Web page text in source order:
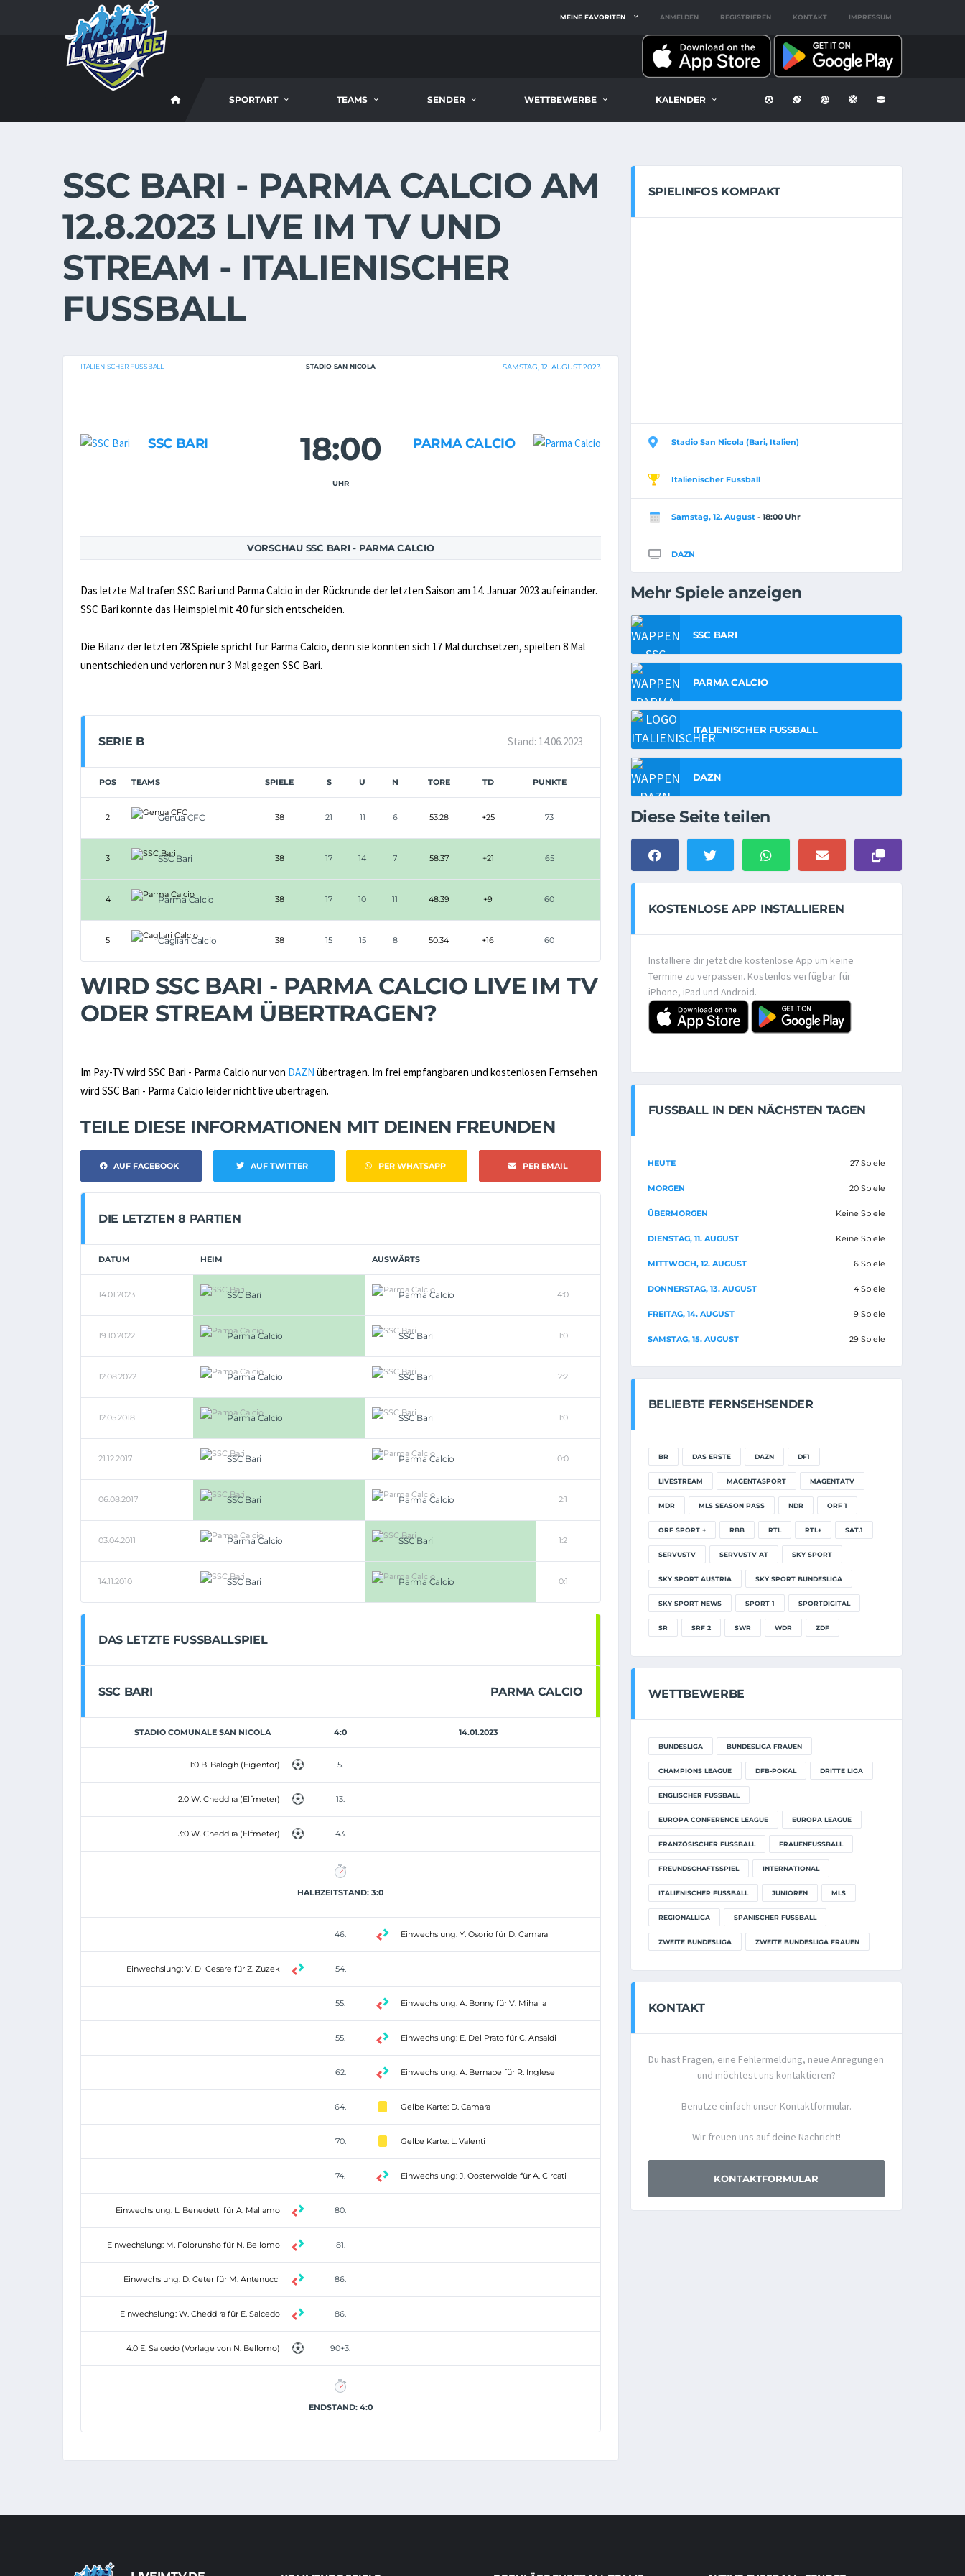
MEINE FAVORITEN ANMELDEN REGISTRIEREN KONTAKT IMPRESSUM
SPORTART TEAMS SENDER WETTBEWERBE KALENDER
SSC BARI - PARMA CALCIO AM
12.8.2023 LIVE IM TV UND
STREAM - ITALIENISCHER
FUSSBALL
ITALIENISCHER FUSSBALL STADIO SAN NICOLA SAMSTAG, 12. AUGUST 2023
SSC BARI 18:00
UHR
PARMA CALCIO
VORSCHAU SSC BARI - PARMA CALCIO
Das letzte Mal trafen SSC Bari und Parma Calcio in der Rückrunde der letzten Saison am 14. Januar 2023 aufeinander.
SSC Bari konnte das Heimspiel mit 4:0 für sich entscheiden.
Die Bilanz der letzten 28 Spiele spricht für Parma Calcio, denn sie konnten sich 17 Mal durchsetzen, spielten 8 Mal
unentschieden und verloren nur 3 Mal gegen SSC Bari.
SERIE B Stand: 14.06.2023
POS TEAMS SPIELE S U N TORE TD PUNKTE
2 Genua CFC 38 21 11 6 53:28 +25 73
3 SSC Bari 38 17 14 7 58:37 +21 65
4 Parma Calcio 38 17 10 11 48:39 +9 60
5 Cagliari Calcio 38 15 15 8 50:34 +16 60
WIRD SSC BARI - PARMA CALCIO LIVE IM TV
ODER STREAM ÜBERTRAGEN?
Im Pay-TV wird SSC Bari - Parma Calcio nur von DAZN übertragen. Im frei empfangbaren und kostenlosen Fernsehen
wird SSC Bari - Parma Calcio leider nicht live übertragen.
TEILE DIESE INFORMATIONEN MIT DEINEN FREUNDEN
AUF FACEBOOK AUF TWITTER PER WHATSAPP PER EMAIL
DIE LETZTEN 8 PARTIEN
DATUM HEIM AUSWÄRTS
14.01.2023 SSC Bari Parma Calcio 4:0
19.10.2022 Parma Calcio SSC Bari 1:0
12.08.2022 Parma Calcio SSC Bari 2:2
12.05.2018 Parma Calcio SSC Bari 1:0
21.12.2017 SSC Bari Parma Calcio 0:0
06.08.2017 SSC Bari Parma Calcio 2:1
03.04.2011 Parma Calcio SSC Bari 1:2
14.11.2010 SSC Bari Parma Calcio 0:1
DAS LETZTE FUSSBALLSPIEL
SSC BARI PARMA CALCIO
STADIO COMUNALE SAN NICOLA 4:0 14.01.2023
1:0 B. Balogh (Eigentor) 5.
2:0 W. Cheddira (Elfmeter) 13.
3:0 W. Cheddira (Elfmeter) 43.
HALBZEITSTAND: 3:0
46. Einwechslung: Y. Osorio für D. Camara
Einwechslung: V. Di Cesare für Z. Zuzek 54.
55. Einwechslung: A. Bonny für V. Mihaila
55. Einwechslung: E. Del Prato für C. Ansaldi
62. Einwechslung: A. Bernabe für R. Inglese
64. Gelbe Karte: D. Camara
70. Gelbe Karte: L. Valenti
74. Einwechslung: J. Oosterwolde für A. Circati
Einwechslung: L. Benedetti für A. Mallamo 80.
Einwechslung: M. Folorunsho für N. Bellomo 81.
Einwechslung: D. Ceter für M. Antenucci 86.
Einwechslung: W. Cheddira für E. Salcedo 86.
4:0 E. Salcedo (Vorlage von N. Bellomo) 90+3.
ENDSTAND: 4:0
SPIELINFOS KOMPAKT
Stadio San Nicola (Bari, Italien)
Italienischer Fussball
Samstag, 12. August- 18:00 Uhr
DAZN
Mehr Spiele anzeigen
SSC BARI
PARMA CALCIO
ITALIENISCHER FUSSBALL
DAZN
Diese Seite teilen
KOSTENLOSE APP INSTALLIEREN
Installiere dir jetzt die kostenlose App um keine
Termine zu verpassen. Kostenlos verfügbar für
iPhone, iPad und Android.
FUSSBALL IN DEN NÄCHSTEN TAGEN
HEUTE 27 Spiele
MORGEN 20 Spiele
ÜBERMORGEN Keine Spiele
DIENSTAG, 11. AUGUST Keine Spiele
MITTWOCH, 12. AUGUST 6 Spiele
DONNERSTAG, 13. AUGUST 4 Spiele
FREITAG, 14. AUGUST 9 Spiele
SAMSTAG, 15. AUGUST 29 Spiele
BELIEBTE FERNSEHSENDER
BR DAS ERSTE DAZN DF1
LIVESTREAM MAGENTASPORT MAGENTATV
MDR MLS SEASON PASS NDR ORF 1
ORF SPORT + RBB RTL RTL+ SAT.1
SERVUSTV SERVUSTV AT SKY SPORT
SKY SPORT AUSTRIA SKY SPORT BUNDESLIGA
SKY SPORT NEWS SPORT 1 SPORTDIGITAL
SR SRF 2 SWR WDR ZDF
WETTBEWERBE
BUNDESLIGA BUNDESLIGA FRAUEN
CHAMPIONS LEAGUE DFB-POKAL DRITTE LIGA
ENGLISCHER FUSSBALL
EUROPA CONFERENCE LEAGUE EUROPA LEAGUE
FRANZÖSISCHER FUSSBALL FRAUENFUSSBALL
FREUNDSCHAFTSSPIEL INTERNATIONAL
ITALIENISCHER FUSSBALL JUNIOREN MLS
REGIONALLIGA SPANISCHER FUSSBALL
ZWEITE BUNDESLIGA ZWEITE BUNDESLIGA FRAUEN
KONTAKT
Du hast Fragen, eine Fehlermeldung, neue Anregungen
und möchtest uns kontaktieren?
Benutze einfach unser Kontaktformular.
Wir freuen uns auf deine Nachricht!
KONTAKTFORMULAR